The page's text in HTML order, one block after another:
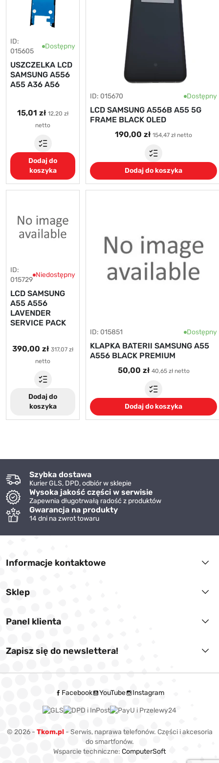
ID:
015605
Dostępny
USZCZELKA LCD
SAMSUNG A556
A55 A36 A56
15,01 zł 12,20 zł
netto
Dodaj do
koszyka
ID: 015670 Dostępny
LCD SAMSUNG A556B A55 5G
FRAME BLACK OLED
190,00 zł 154,47 zł netto
Dodaj do koszyka
ID:
015729
Niedostępny
LCD SAMSUNG
A55 A556
LAVENDER
SERVICE PACK
390,00 zł 317,07 zł
netto
Dodaj do
koszyka
ID: 015851 Dostępny
KLAPKA BATERII SAMSUNG A55
A556 BLACK PREMIUM
50,00 zł 40,65 zł netto
Dodaj do koszyka
Szybka dostawa
Kurier GLS, DPD, odbiór w sklepie
Wysoka jakość części w serwisie
Zapewnia długotrwałą radość z produktów
Gwarancja na produkty
14 dni na zwrot towaru
Informacje kontaktowe
Sklep
Panel klienta
Zapisz się do newslettera!
Facebook YouTube Instagram
© 2026 - Tkom.pl- Serwis, naprawa telefonów. Części i akcesoria
do smartfonów.
Wsparcie techniczne: ComputerSoft